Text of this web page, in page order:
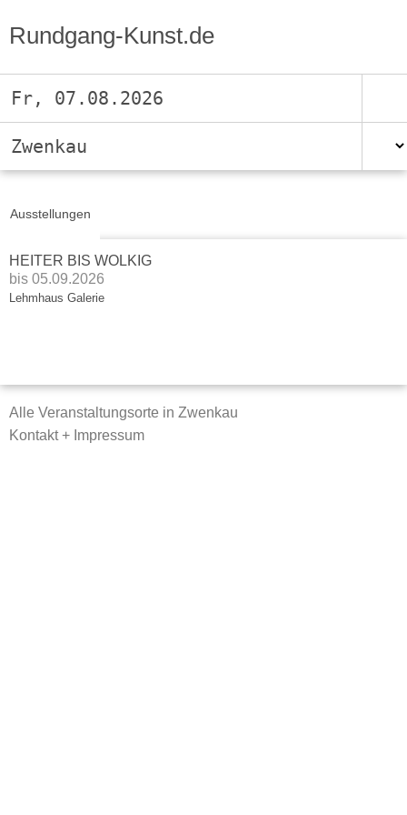
Rundgang-Kunst.de
Fr, 07.08.2026
Zwenkau
Ausstellungen
HEITER BIS WOLKIG
bis 05.09.2026
Lehmhaus Galerie
Alle Veranstaltungsorte in Zwenkau
Kontakt + Impressum